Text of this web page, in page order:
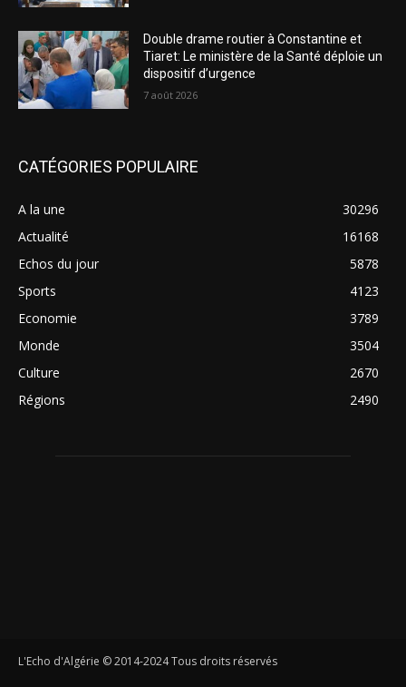
Double drame routier à Constantine et
Tiaret: Le ministère de la Santé déploie un
dispositif d’urgence
7 août 2026
CATÉGORIES POPULAIRE
A la une
30296
Actualité
16168
Echos du jour
5878
Sports
4123
Economie
3789
Monde
3504
Culture
2670
Régions
2490
L'Echo d'Algérie © 2014-2024 Tous droits réservés